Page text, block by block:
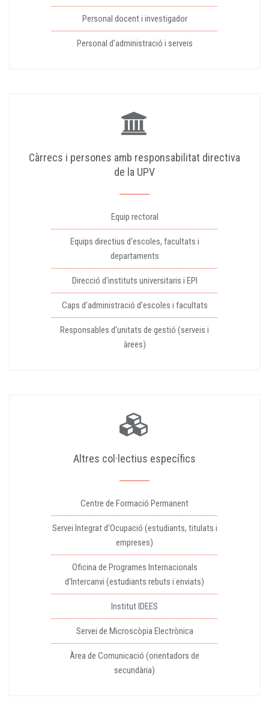
Personal docent i investigador
Personal d'administració i serveis
Càrrecs i persones amb responsabilitat directiva
de la UPV
Equip rectoral
Equips directius d'escoles, facultats i
departaments
Direcció d'instituts universitaris i EPI
Caps d'administració d'escoles i facultats
Responsables d'unitats de gestió (serveis i
àrees)
Altres col·lectius específics
Centre de Formació Permanent
Servei Integrat d'Ocupació (estudiants, titulats i
empreses)
Oficina de Programes Internacionals
d'Intercanvi (estudiants rebuts i enviats)
Institut IDEES
Servei de Microscòpia Electrònica
Àrea de Comunicació (orientadors de
secundària)